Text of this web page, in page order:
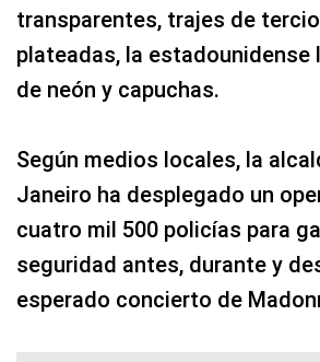
transparentes, trajes de
plateadas, la estadounidense
de neón y capuchas.
Según medios locales, la
Janeiro ha desplegado un
cuatro mil 500 policías para
seguridad antes, durante y
esperado concierto de